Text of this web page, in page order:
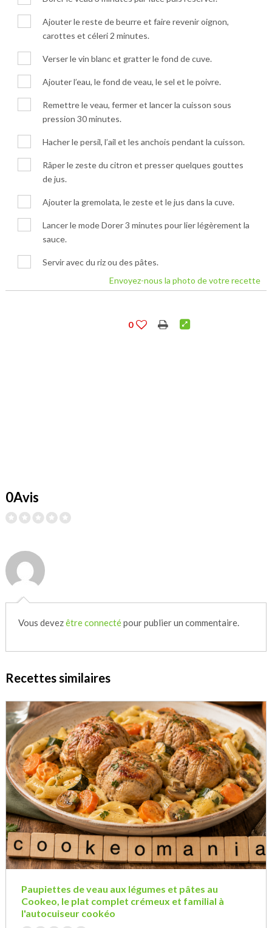
Ajouter le reste de beurre et faire revenir oignon,
carottes et céleri 2 minutes.
Verser le vin blanc et gratter le fond de cuve.
Ajouter l’eau, le fond de veau, le sel et le poivre.
Remettre le veau, fermer et lancer la cuisson sous
pression 30 minutes.
Hacher le persil, l’ail et les anchois pendant la cuisson.
Râper le zeste du citron et presser quelques gouttes
de jus.
Ajouter la gremolata, le zeste et le jus dans la cuve.
Lancer le mode Dorer 3 minutes pour lier légèrement la
sauce.
Servir avec du riz ou des pâtes.
Envoyez-nous la photo de votre recette
0
0Avis
Vous devezêtre connectépour publier un commentaire.
Recettes similaires
Paupiettes de veau aux légumes et pâtes au
Cookeo, le plat complet crémeux et familial à
l'autocuiseur cookéo